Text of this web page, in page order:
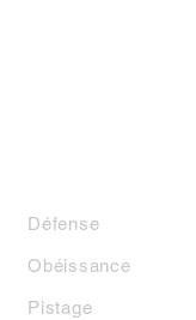
Défense
Obéissance
Pistage